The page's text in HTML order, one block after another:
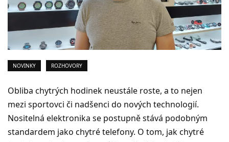
NOVINKY ROZHOVORY
Obliba chytrých hodinek neustále roste, a to nejen
mezi sportovci či nadšenci do nových technologií.
Nositelná elektronika se postupně stává podobným
standardem jako chytré telefony. O tom, jak chytré